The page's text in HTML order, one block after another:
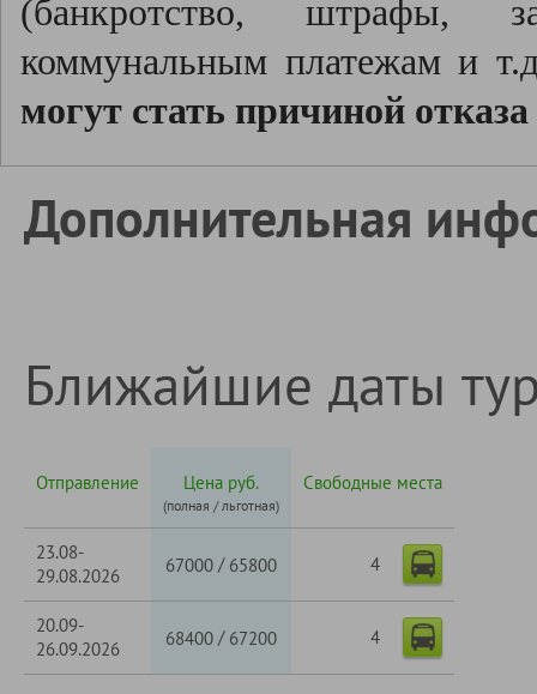
(банкротство, штрафы,
коммунальным платежам и
могут стать причиной
Дополнительная
Ближайшие даты
Отправление Цена руб.
(полная / льготная)
Свободные места
23.08-
29.08.2026
67000 / 65800 4
20.09-
26.09.2026
68400 / 67200 4